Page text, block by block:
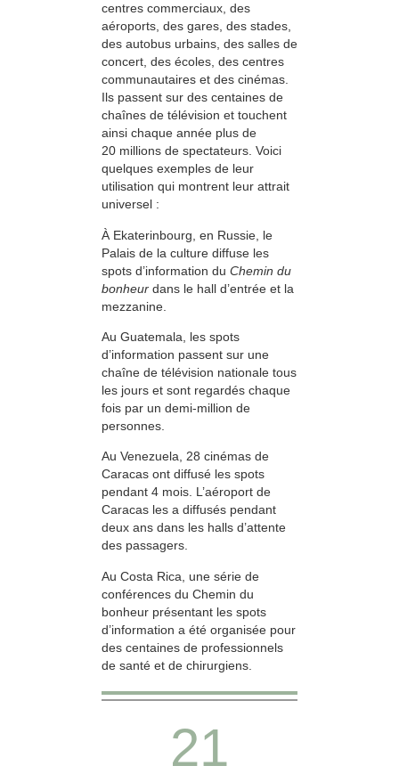
centres commerciaux, des
aéroports, des gares, des stades,
des autobus urbains, des salles de
concert, des écoles, des centres
communautaires et des cinémas.
Ils passent sur des centaines de
chaînes de télévision et touchent
ainsi chaque année plus de
20 millions de spectateurs. Voici
quelques exemples de leur
utilisation qui montrent leur attrait
universel :
À Ekaterinbourg, en Russie, le
Palais de la culture diffuse les
spots d’information du Chemin du
bonheur dans le hall d’entrée et la
mezzanine.
Au Guatemala, les spots
d’information passent sur une
chaîne de télévision nationale tous
les jours et sont regardés chaque
fois par un demi-million de
personnes.
Au Venezuela, 28 cinémas de
Caracas ont diffusé les spots
pendant 4 mois. L’aéroport de
Caracas les a diffusés pendant
deux ans dans les halls d’attente
des passagers.
Au Costa Rica, une série de
conférences du Chemin du
bonheur présentant les spots
d’information a été organisée pour
des centaines de professionnels
de santé et de chirurgiens.
21